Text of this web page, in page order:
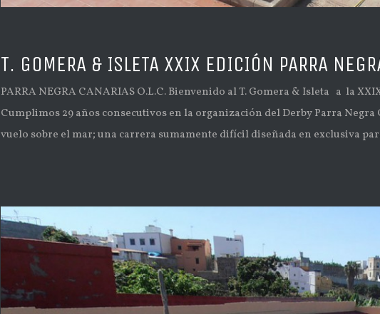
T. GOMERA & ISLETA XXIX EDICIÓN PARRA
PARRA NEGRA CANARIAS O.L.C. Bienvenido al T. Gomera & Isleta a la
Cumplimos 29 años consecutivos en la organización del Derby Parra
vuelo sobre el mar; una carrera sumamente difícil diseñada en exclusiva